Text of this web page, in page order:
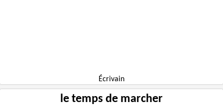
Écrivain
le temps de marcher